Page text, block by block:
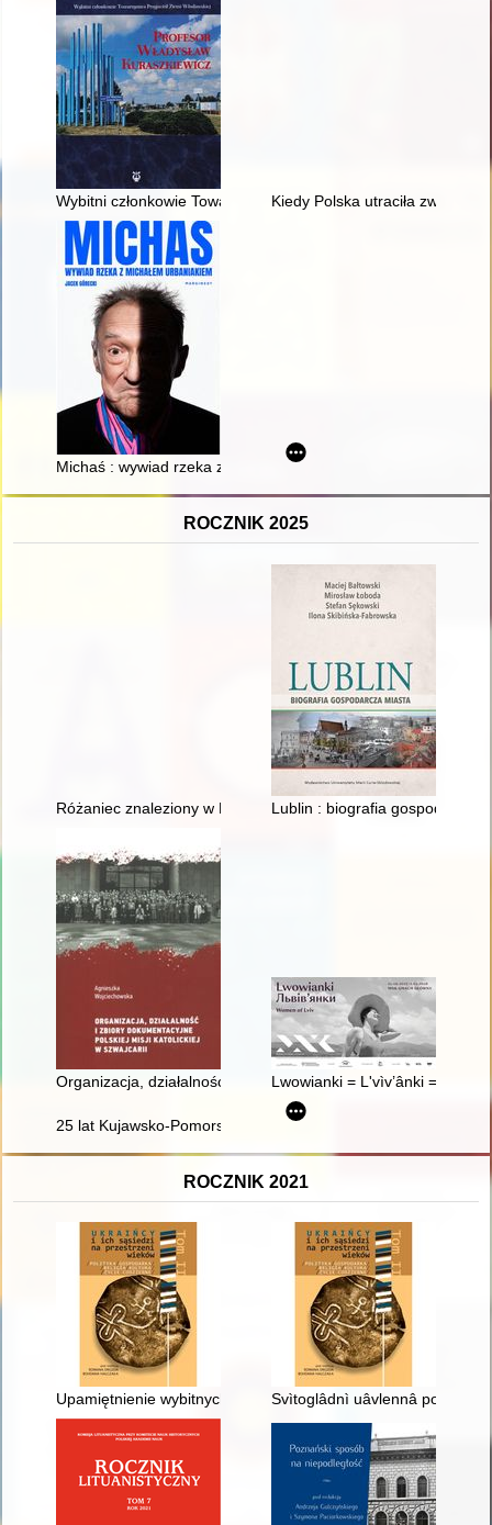
Wybitni członkowie Towarzystwa Przyjaciół Ziemi Włodawskiej
Kiedy Polska utraciła
Michaś : wywiad rzeka z Michałem Urbaniakiem
ROCZNIK 2025
Różaniec znaleziony w Katyniu : wspomnienia o księdzu
Lublin : biografia gospodarcza
Organizacja, działalność i zbiory dokumentacyjne Polskiej
Lwowianki = L'vìv’ânki =
25 lat Kujawsko-Pomorskiego Kolegium Instruktorów
ROCZNIK 2021
Upamiętnienie wybitnych Ukraińców w Polsce w latach
Svìtoglâdnì uâvlennâ pokutân